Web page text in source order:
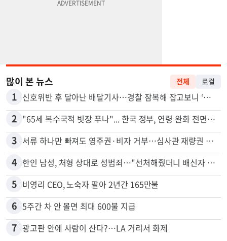
많이 본 뉴스
1 신호위반 후 달아난 배달기사…경찰 잠복해 잡고보니 ‘반전’
2 "65세 복수국적 빗장 푸나"... 한국 정부, 연령 완화 전면 추진
3 서류 하나만 빠져도 영주권·비자 거부…심사관 재량권 대폭 확대
4
5 비영리 CEO, 노숙자 팔아 2년간 165만불
6 5주간 차 안 몰면 최대 600불 지급